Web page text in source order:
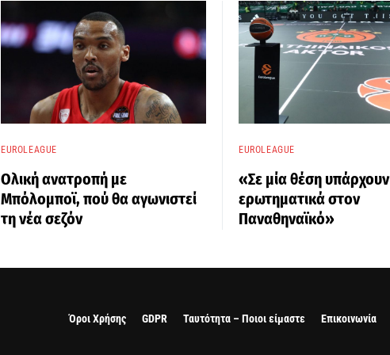
EUROLEAGUE
Ολική ανατροπή με
Μπόλομποϊ, πού θα αγωνιστεί
τη νέα σεζόν
EUROLEAGUE
«Σε μία θέση υπάρχουν
ερωτηματικά στον
Παναθηναϊκό»
Όροι Χρήσης GDPR Ταυτότητα – Ποιοι είμαστε Επικοινωνία